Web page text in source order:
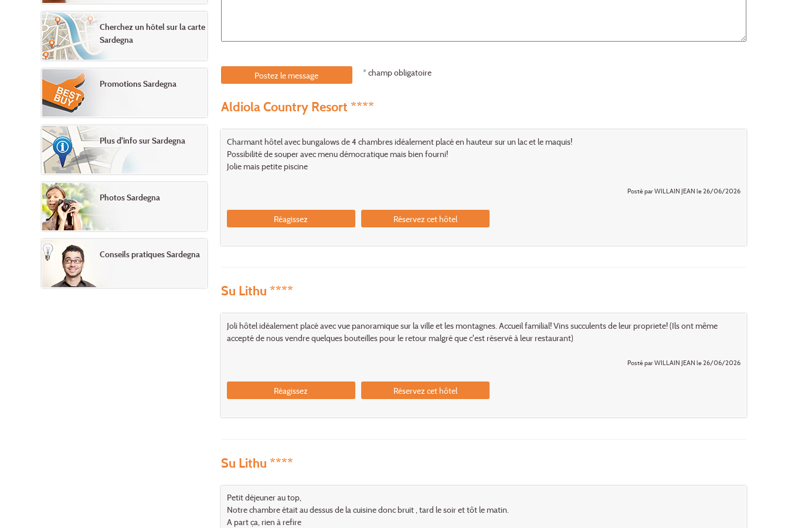
Postez le message * champ obligatoire
Aldiola Country Resort ****
Charmant hôtel avec bungalows de 4 chambres idéalement placé en hauteur sur un lac et le maquis!
Possibilité de souper avec menu démocratique mais bien fourni!
Jolie mais petite piscine
Posté par WILLAIN JEAN le 26/06/2026
Réagissez Réservez cet hôtel
Su Lithu ****
Joli hôtel idéalement placé avec vue panoramique sur la ville et les montagnes. Accueil familial! Vins succulents de leur propriete! (Ils ont même
accepté de nous vendre quelques bouteilles pour le retour malgré que c'est réservé à leur restaurant)
Posté par WILLAIN JEAN le 26/06/2026
Réagissez Réservez cet hôtel
Su Lithu ****
Petit déjeuner au top,
Notre chambre était au dessus de la cuisine donc bruit , tard le soir et tôt le matin.
A part ça, rien à refire
Cherchez un hôtel sur la carte
Sardegna
Promotions Sardegna
Plus d'info sur Sardegna
Photos Sardegna
Conseils pratiques Sardegna